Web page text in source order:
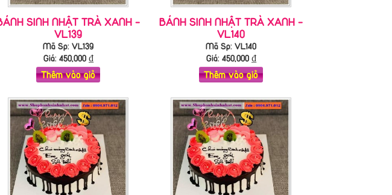
SINH NHẬT TRÀ XANH -
VL139
Mã Sp: VL139
Giá: 450,000₫
Thêm vào giỏ
BÁNH SINH NHẬT TRÀ XANH -
VL140
Mã Sp: VL140
Giá: 450,000₫
Thêm vào giỏ